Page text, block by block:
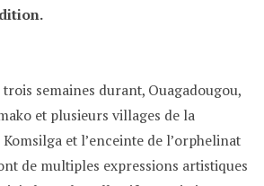
semaines durant, Ouagadougou,
et plusieurs villages de la
et l’enceinte de l’orphelinat
de multiples expressions artistiques